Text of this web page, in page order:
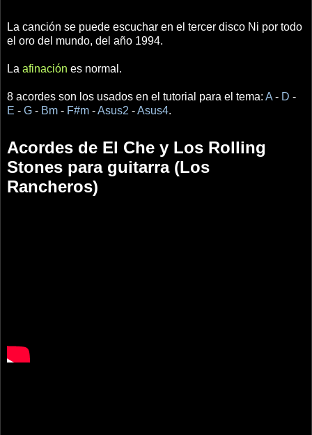
La canción se puede escuchar en el tercer disco Ni por todo
el oro del mundo, del año 1994.
La afinación es normal.
8 acordes son los usados en el tutorial para el tema: A - D -
E - G - Bm - F#m -Asus2 -Asus4.
Acordes de El Che y Los Rolling
Stones para guitarra (Los
Rancheros)